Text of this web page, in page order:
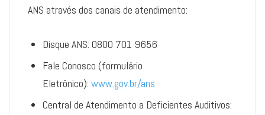
ANS através dos canais de atendimento:
Disque ANS: 0800 701 9656
Fale Conosco (formulário
Eletrônico): www.gov.br/ans
Central de Atendimento a Deficientes Auditivos: